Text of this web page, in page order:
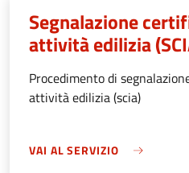
Segnalazione
attività edilizia
Procedimento di
attività edilizia (scia)
VAI AL SERVIZIO